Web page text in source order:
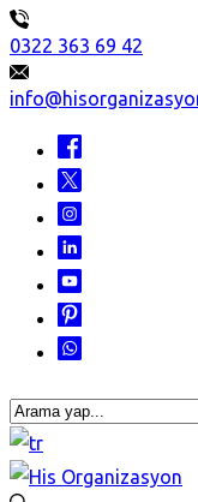
0322 363 69 42